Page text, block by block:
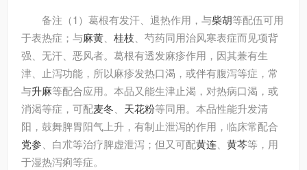
备注 （1）葛根有发汗、退热作用，与柴胡等配伍可用
于表热症；与麻黄、 桂枝、芍药同用治风寒表症而见项背
强、无汗、恶风者。葛根有透发麻疹作用，因其兼有生
津、止泻功能，所以麻疹发热口渴，或伴有腹泻等症，常
与升麻等配合应用。本品又能生津止渴，对热病口渴，或
消渴等症，可配麦冬、 天花粉等同用。本品性能升发清
阳，鼓舞脾胃阳气上升，有制止泄泻的作用，临床常配合
党参、白朮等治疗脾虚泄泻；但又可配黄连、 黄芩等，用
于湿热泻痢等症。